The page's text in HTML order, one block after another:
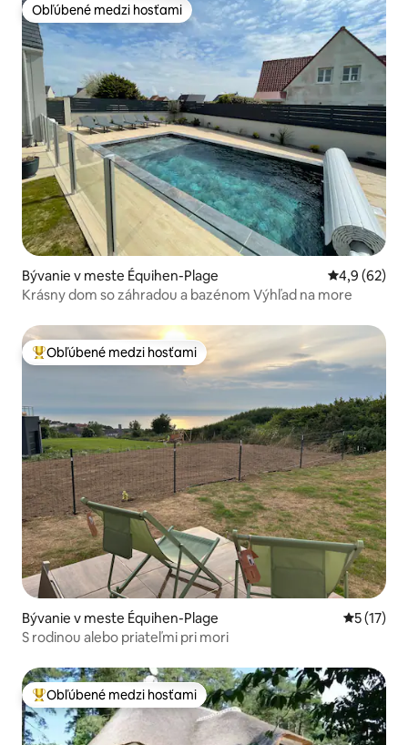
Obľúbené medzi hosťami
Obľúbené medzi hosťami
Bývanie v meste Équihen-Plage Priemerné
4,9 (62)
Krásny dom so záhradou a bazénom Výhľad na more
Najobľúbenejšie medzi hosťami
Obľúbené medzi hosťami
Bývanie v meste Équihen-Plage
5 (17)
S rodinou alebo priateľmi pri mori
Najobľúbenejšie medzi hosťami
Obľúbené medzi hosťami